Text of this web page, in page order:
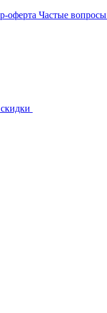
оферта Частые вопросы